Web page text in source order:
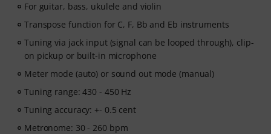
For guitar, bass, ukulele and violin
Transpose function for C, F, Bb and Eb instruments
Tuning via jack input (signal can be looped through), clip-
on pickup or built-in microphone
Meter mode (auto) or sound out mode (manual)
Tuning range: 430 - 450 Hz
Tuning accuracy: +- 0.5 cent
Metronome: 30 - 260 bpm